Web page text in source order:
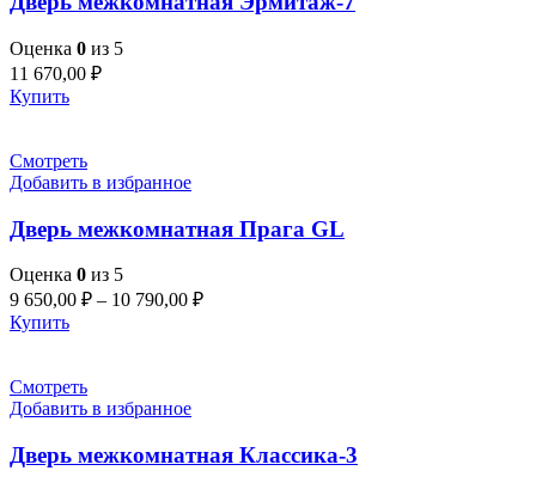
Оценка 0 из 5
11 670,00 ₽
Купить
Смотреть
Добавить в избранное
Дверь межкомнатная Прага GL
Оценка 0 из 5
9 650,00 ₽ – 10 790,00 ₽
Купить
Смотреть
Добавить в избранное
Дверь межкомнатная Классика-3